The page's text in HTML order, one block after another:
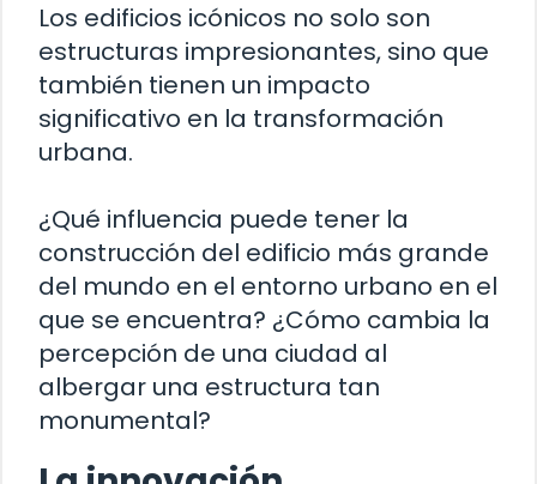
Los edificios icónicos no solo son
estructuras impresionantes, sino que
también tienen un impacto
significativo en la transformación
urbana.
¿Qué influencia puede tener la
construcción del edificio más grande
del mundo en el entorno urbano en el
que se encuentra? ¿Cómo cambia la
percepción de una ciudad al
albergar una estructura tan
monumental?